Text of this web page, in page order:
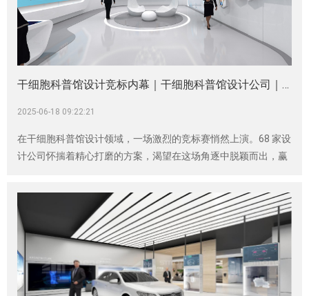
干细胞科普馆设计竞标内幕｜干细胞科普馆设计公司｜神马文化
2025-06-18 09:22:21
在干细胞科普馆设计领域，一场激烈的竞标赛悄然上演。68 家设
计公司怀揣着精心打磨的方案，渴望在这场角逐中脱颖而出，赢
马文化的方案力压群雄，成功摘得桂冠。这背后究竟隐藏着怎样
的设计密码，让其能在众多竞争者中崭露头角呢？